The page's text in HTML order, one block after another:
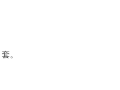
套。